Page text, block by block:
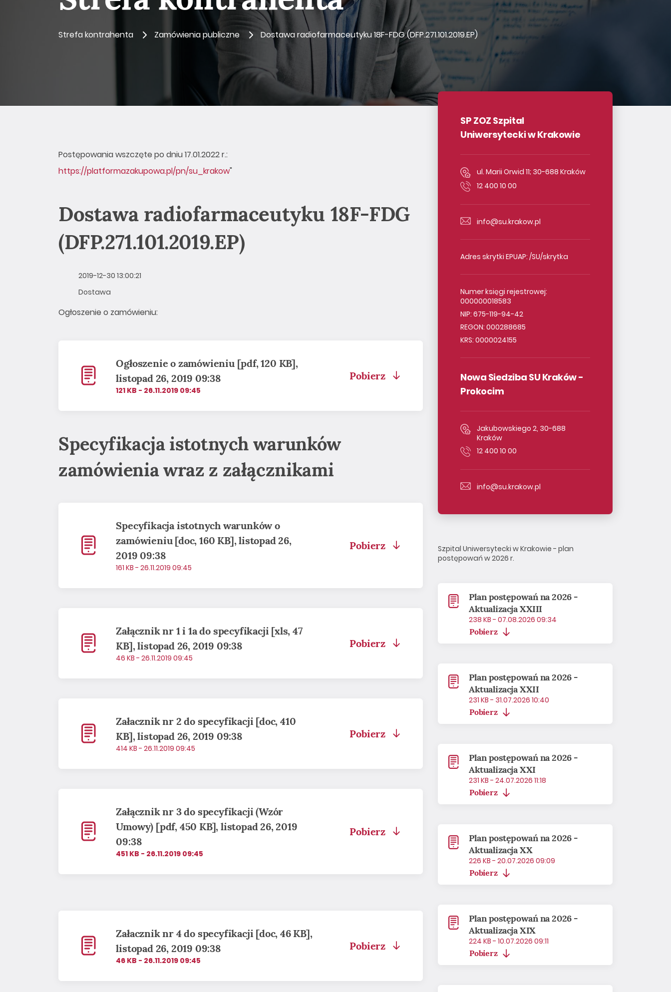
Strefa kontrahenta Zamówienia publiczne Dostawa radiofarmaceutyku 18F-FDG (DFP.271.101.2019.EP)
Postępowania wszczęte po dniu 17.01.2022 r.:
https://platformazakupowa.pl/pn/su_krakow"
Dostawa radiofarmaceutyku 18F-FDG
(DFP.271.101.2019.EP)
2019-12-30 13:00:21
Dostawa
Ogłoszenie o zamówieniu:
Ogłoszenie o zamówieniu [pdf, 120 KB],
listopad 26, 2019 09:38
121 KB - 26.11.2019 09:45
Pobierz
Specyfikacja istotnych warunków
zamówienia wraz z załącznikami
Specyfikacja istotnych warunków o
zamówieniu [doc, 160 KB], listopad 26,
2019 09:38
161 KB - 26.11.2019 09:45
Pobierz
Załącznik nr 1 i 1a do specyfikacji [xls, 47
KB], listopad 26, 2019 09:38
46 KB - 26.11.2019 09:45
Pobierz
Załacznik nr 2 do specyfikacji [doc, 410
KB], listopad 26, 2019 09:38
414 KB - 26.11.2019 09:45
Pobierz
Załącznik nr 3 do specyfikacji (Wzór
Umowy) [pdf, 450 KB], listopad 26, 2019
09:38
451 KB - 26.11.2019 09:45
Pobierz
Załacznik nr 4 do specyfikacji [doc, 46 KB],
listopad 26, 2019 09:38
46 KB - 26.11.2019 09:45
Pobierz
SP ZOZ Szpital
Uniwersytecki w Krakowie
ul. Marii Orwid 11; 30-688 Kraków
12 400 10 00
info@su.krakow.pl
Adres skrytki EPUAP: /SU/skrytka
Numer księgi rejestrowej:
000000018583
NIP: 675-119-94-42
REGON: 000288685
KRS: 0000024155
Nowa Siedziba SU Kraków -
Prokocim
Jakubowskiego 2, 30-688
Kraków
12 400 10 00
info@su.krakow.pl
Szpital Uniwersytecki w Krakowie - plan
postępowań w 2026 r.
Plan postępowań na 2026 -
Aktualizacja XXIII
238 KB - 07.08.2026 09:34
Pobierz
Plan postępowań na 2026 -
Aktualizacja XXII
231 KB - 31.07.2026 10:40
Pobierz
Plan postępowań na 2026 -
Aktualizacja XXI
231 KB - 24.07.2026 11:18
Pobierz
Plan postępowań na 2026 -
Aktualizacja XX
226 KB - 20.07.2026 09:09
Pobierz
Plan postępowań na 2026 -
Aktualizacja XIX
224 KB - 10.07.2026 09:11
Pobierz